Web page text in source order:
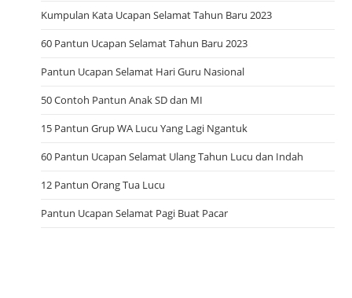
Kumpulan Kata Ucapan Selamat Tahun Baru 2023
60 Pantun Ucapan Selamat Tahun Baru 2023
Pantun Ucapan Selamat Hari Guru Nasional
50 Contoh Pantun Anak SD dan MI
15 Pantun Grup WA Lucu Yang Lagi Ngantuk
60 Pantun Ucapan Selamat Ulang Tahun Lucu dan Indah
12 Pantun Orang Tua Lucu
Pantun Ucapan Selamat Pagi Buat Pacar